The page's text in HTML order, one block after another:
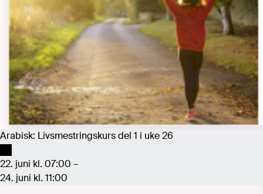
Arabisk: Livsmestringskurs del 1 i uke 26
22. juni kl. 07:00 –
24. juni kl. 11:00